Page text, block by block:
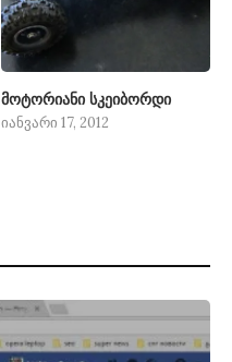
მოტორიანი სკეიბორდი
იანვარი 17, 2012